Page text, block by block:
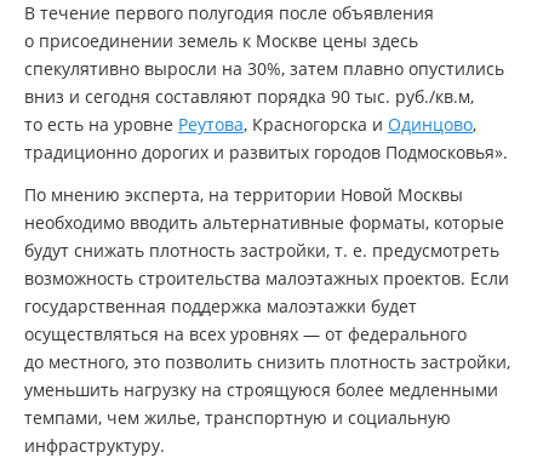
В течение первого полугодия после объявления
о присоединении земель к Москве цены здесь
спекулятивно выросли на 30%, затем плавно опустились
вниз и сегодня составляют порядка 90 тыс. руб./кв.м,
то есть на уровне Реутова, Красногорска и Одинцово,
традиционно дорогих и развитых городов Подмосковья».
По мнению эксперта, на территории Новой Москвы
необходимо вводить альтернативные форматы, которые
будут снижать плотность застройки, т. е. предусмотреть
возможность строительства малоэтажных проектов. Если
государственная поддержка малоэтажки будет
осуществляться на всех уровнях — от федерального
до местного, это позволить снизить плотность застройки,
уменьшить нагрузку на строящуюся более медленными
темпами, чем жилье, транспортную и социальную
инфраструктуру.